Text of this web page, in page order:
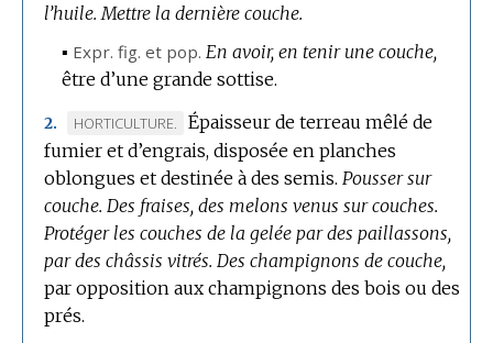
l’huile. Mettre la dernière couche.
▪ Expr. fig. et pop. En avoir, en tenir une couche,
être d’une grande sottise.
2.
MARQUE
DE
DOMAINE
:
HORTICULTURE.
Épaisseur de terreau mêlé de
fumier et d’engrais, disposée en planches
oblongues et destinée à des semis. Pousser sur
couche. Des fraises, des melons venus sur couches.
Protéger les couches de la gelée par des paillassons,
par des châssis vitrés. Des champignons de couche,
par opposition aux champignons des bois ou des
prés.